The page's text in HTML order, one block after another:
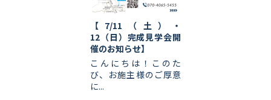
【7/11（土）・
12（日）完成見学会開
催のお知らせ】
こんにちは！このた
び、お施主様のご厚意
に...